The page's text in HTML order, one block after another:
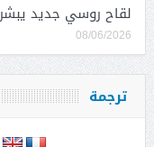
لقاح روسي جديد يبشر
08/06/2026
ترجمة